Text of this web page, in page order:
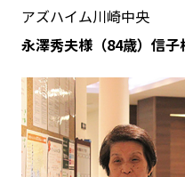
アズハイム川崎中央
永澤秀夫様（84歳）信子